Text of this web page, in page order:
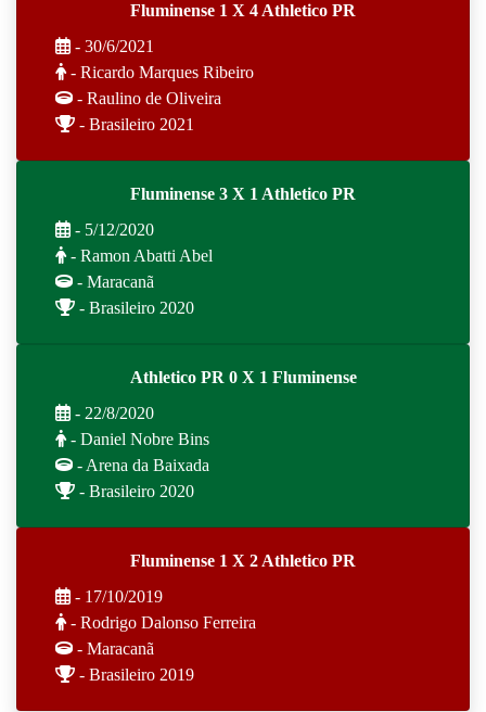
Fluminense 1 X 4 Athletico PR
- 30/6/2021
- Ricardo Marques Ribeiro
- Raulino de Oliveira
- Brasileiro 2021
Fluminense 3 X 1 Athletico PR
- 5/12/2020
- Ramon Abatti Abel
- Maracanã
- Brasileiro 2020
Athletico PR 0 X 1 Fluminense
- 22/8/2020
- Daniel Nobre Bins
- Arena da Baixada
- Brasileiro 2020
Fluminense 1 X 2 Athletico PR
- 17/10/2019
- Rodrigo Dalonso Ferreira
- Maracanã
- Brasileiro 2019